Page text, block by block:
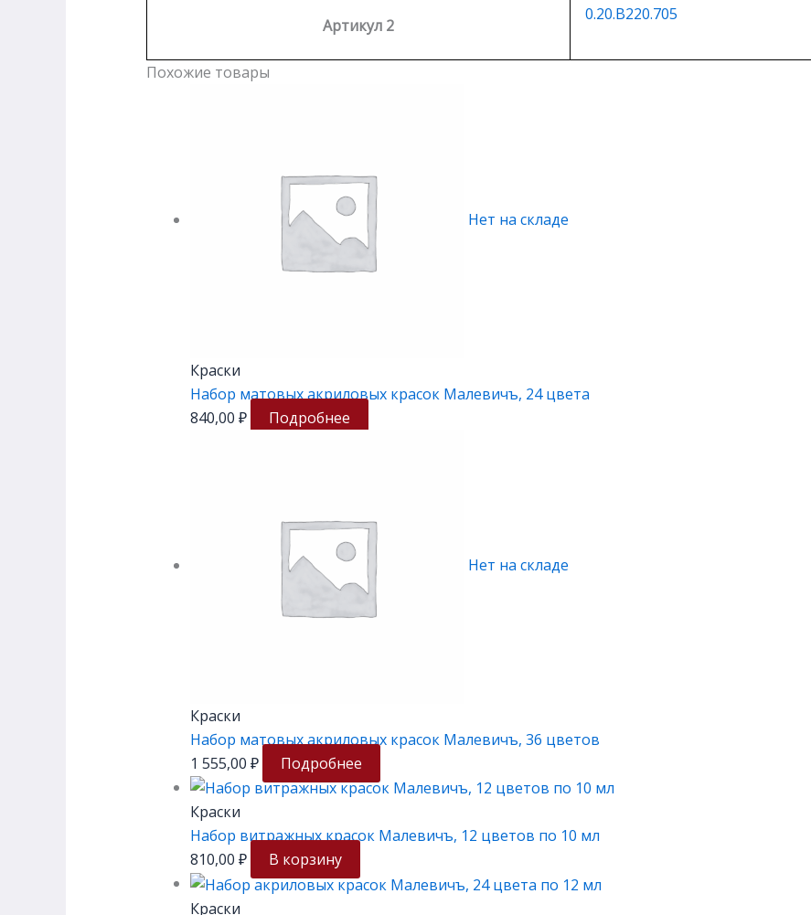
Артикул 2
0.20.В220.705
Похожие товары
Нет на складе
Краски
Набор матовых акриловых красок Малевичъ, 24 цвета
840,00 ₽ Подробнее
Нет на складе
Краски
Набор матовых акриловых красок Малевичъ, 36 цветов
1 555,00 ₽ Подробнее
Краски
Набор витражных красок Малевичъ, 12 цветов по 10 мл
810,00 ₽ В корзину
Краски